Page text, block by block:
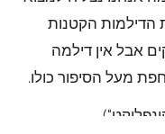
הדילמות הקטנות
אבל אין דילמה
מעל הסיפור כולו.